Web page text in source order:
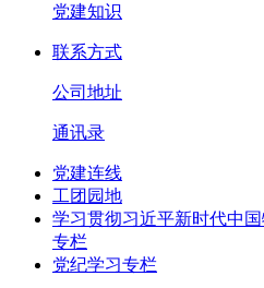
党建知识
联系方式
公司地址
通讯录
党建连线
工团园地
学习贯彻习近平新时代中
专栏
党纪学习专栏